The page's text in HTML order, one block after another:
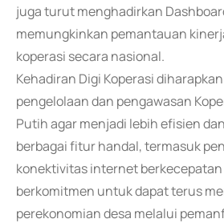
juga turut menghadirkan
memungkinkan pemantauan
koperasi secara nasional.
Kehadiran Digi Koperasi
pengelolaan dan pengawasan
Putih agar menjadi lebih efisien
berbagai fitur handal, termasuk
konektivitas internet
berkomitmen untuk dapat terus
perekonomian desa melalui